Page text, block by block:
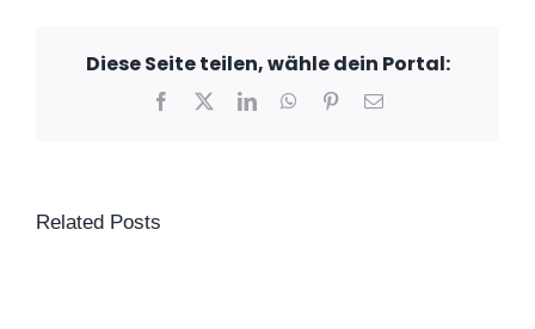
Diese Seite teilen, wähle dein Portal:
Facebook LinkedInWhatsApp
PinterestEmail
Related Posts